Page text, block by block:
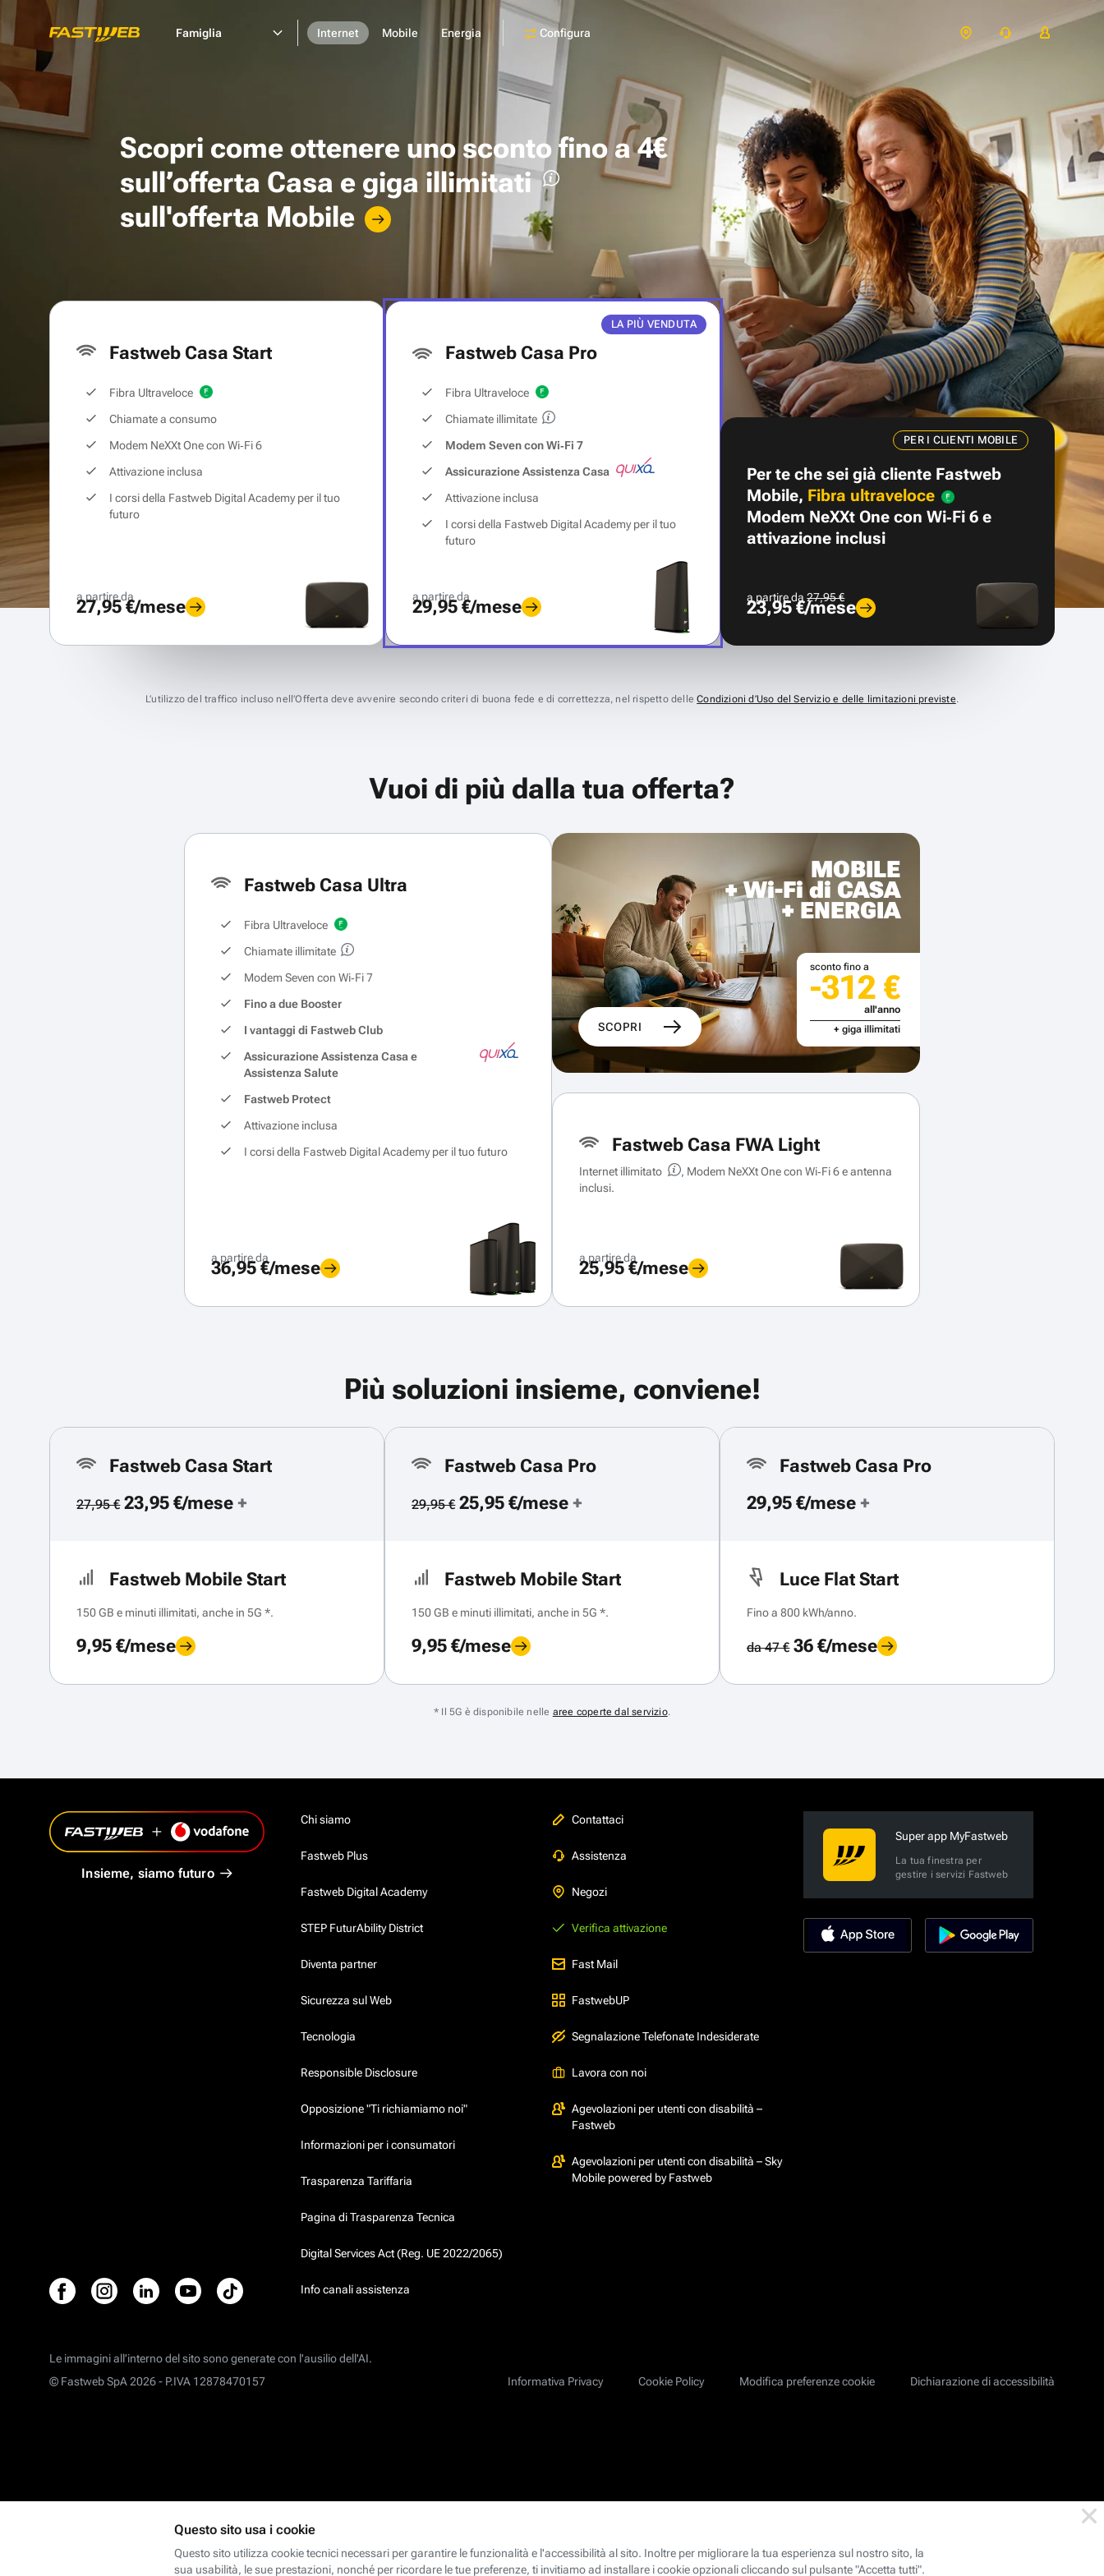
Famiglia Internet Mobile Energia Configura
Scopri come ottenere unosconto fino a 4€
sull’offerta Casa e giga illimitati
sull'offerta Mobile
Fastweb Casa Start
Fibra Ultraveloce
Chiamate a consumo
Modem NeXXt One con Wi‑Fi 6
Attivazione inclusa
I corsi della Fastweb Digital Academy per il tuo
futuro
a partire da
27,95 €/mese
LA PIÙ VENDUTA
Fastweb Casa Pro
Fibra Ultraveloce
Chiamate illimitate
Modem Seven con Wi‑Fi 7
Assicurazione Assistenza Casa
Attivazione inclusa
I corsi della Fastweb Digital Academy per il tuo
futuro
a partire da
29,95 €/mese
PER I CLIENTI MOBILE
Per te che sei già cliente Fastweb
Mobile, Fibra ultraveloce
Modem NeXXt One con Wi‑Fi 6 e
attivazione inclusi
a partire da27,95 €
23,95 €/mese
L’utilizzo del traffico incluso nell’Offerta deve avvenire secondo criteri di buona fede e di correttezza, nel rispetto delleCondizioni d’Uso del Servizio e delle limitazioni previste.
Vuoi di più dalla tua offerta?
Fastweb Casa Ultra
Fibra Ultraveloce
Chiamate illimitate
Modem Seven con Wi‑Fi 7
Fino a due Booster
I vantaggi di Fastweb Club
Assicurazione Assistenza Casa e
Assistenza Salute
Fastweb Protect
Attivazione inclusa
I corsi della Fastweb Digital Academy per il tuo futuro
a partire da
36,95 €/mese
MOBILE
+ Wi-Fi di CASA
+ ENERGIA
SCOPRI
sconto fino a
-312 €
all'anno
+ giga illimitati
Fastweb Casa FWA Light
Internet illimitato
, Modem NeXXt One con Wi‑Fi 6 e antenna
inclusi.
a partire da
25,95 €/mese
Più soluzioni insieme, conviene!
Fastweb Casa Start
27,95 €23,95 €/mese +
Fastweb Mobile Start
150 GB e minuti illimitati, anche in 5G *.
9,95 €/mese
Fastweb Casa Pro
29,95 €25,95 €/mese +
Fastweb Mobile Start
150 GB e minuti illimitati, anche in 5G *.
9,95 €/mese
Fastweb Casa Pro
29,95 €/mese +
Luce Flat Start
Fino a 800 kWh/anno.
da 47 €36 €/mese
* Il 5G è disponibile nelle aree coperte dal servizio.
Insieme, siamo futuro
Chi siamo
Fastweb Plus
Fastweb Digital Academy
STEP FuturAbility District
Diventa partner
Sicurezza sul Web
Tecnologia
Responsible Disclosure
Opposizione "Ti richiamiamo noi"
Informazioni per i consumatori
Trasparenza Tariffaria
Pagina di Trasparenza Tecnica
Digital Services Act (Reg. UE 2022/2065)
Info canali assistenza
Contattaci
Assistenza
Negozi
Verifica attivazione
Fast Mail
FastwebUP
Segnalazione Telefonate Indesiderate
Lavora con noi
Agevolazioni per utenti con disabilità –
Fastweb
Agevolazioni per utenti con disabilità – Sky
Mobile powered by Fastweb
Super app MyFastweb
La tua finestra per
gestire i servizi Fastweb
Le immagini all’interno del sito sono generate con l'ausilio dell'AI.
Informativa Privacy
Cookie Policy Modifica preferenze cookie Dichiarazione di accessibilità
© Fastweb SpA 2026 - P.IVA 12878470157